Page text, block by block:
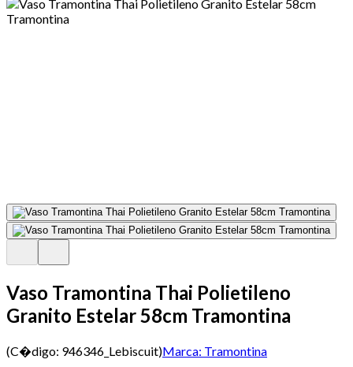
Vaso Tramontina Thai Polietileno
Granito Estelar 58cm Tramontina
(C�digo: 946346_Lebiscuit)Marca: Tramontina